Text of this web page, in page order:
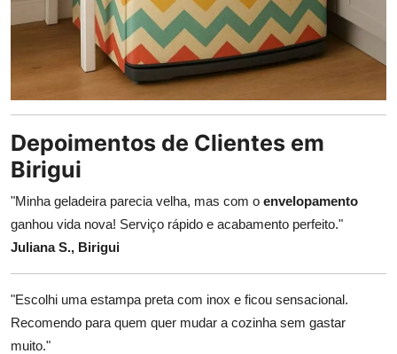
Depoimentos de Clientes em
Birigui
"Minha geladeira parecia velha, mas com o envelopamento
ganhou vida nova! Serviço rápido e acabamento perfeito."
Juliana S., Birigui
"Escolhi uma estampa preta com inox e ficou sensacional.
Recomendo para quem quer mudar a cozinha sem gastar
muito."